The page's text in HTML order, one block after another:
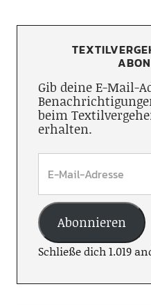
Gib deine E-Mail-
beim
erhalten.
Abonnieren
Schließe dich 1.019